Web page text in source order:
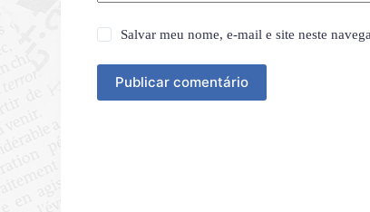
Salvar meu nome, e-mail e site neste
Publicar comentário